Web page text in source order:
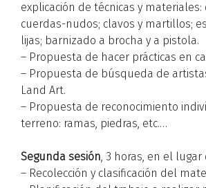
explicación de técnicas y
cuerdas-nudos; clavos y martillos;
lijas; barnizado a brocha y a pistola.
– Propuesta de hacer prácticas en
– Propuesta de búsqueda de
Land Art.
– Propuesta de reconocimiento
terreno: ramas, piedras, etc.…
Segunda sesión, 3 horas, en el lugar
– Recolección y clasificación del